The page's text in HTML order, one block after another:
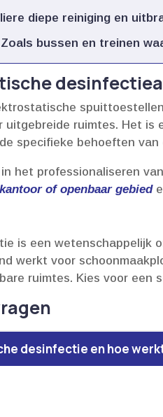
diepe reiniging en
Zoals bussen en treinen
uitgebreide ruimtes.​ Het
specifieke behoeften van
het professionaliseren
of openbaar gebied
is een wetenschappelijk
werkt voor
ruimtes.​ Kies voor
desinfectie en hoe